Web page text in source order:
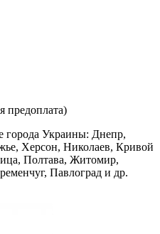
предоплата)
города Украины: Днепр,
Херсон, Николаев, Кривой
Полтава, Житомир,
Павлоград и др.